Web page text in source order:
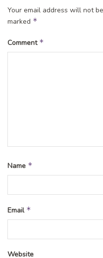
Your email address will not
marked *
Comment *
Name *
Email *
Website